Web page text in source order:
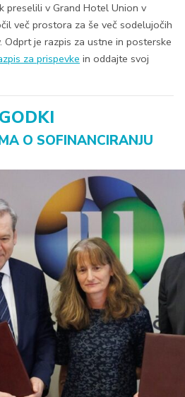
preselili v Grand Hotel Union v
več prostora za še več sodelujočih
Odprt je razpis za ustne in posterske
za prispevke in oddajte svoj
O SOFINANCIRANJU